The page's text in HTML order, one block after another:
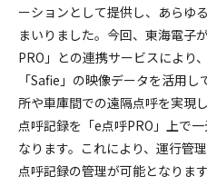
ーションとして提供し、あらゆ
まいりました。今回、東海電子
PRO」との連携サービスにより
「Safie」の映像データを活用
所や車庫間での遠隔点呼を実現
点呼記録を「e点呼PRO」上で
なります。これにより、運行管
点呼記録の管理が可能となります